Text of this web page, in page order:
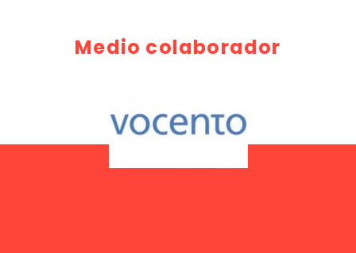
Medio colaborador